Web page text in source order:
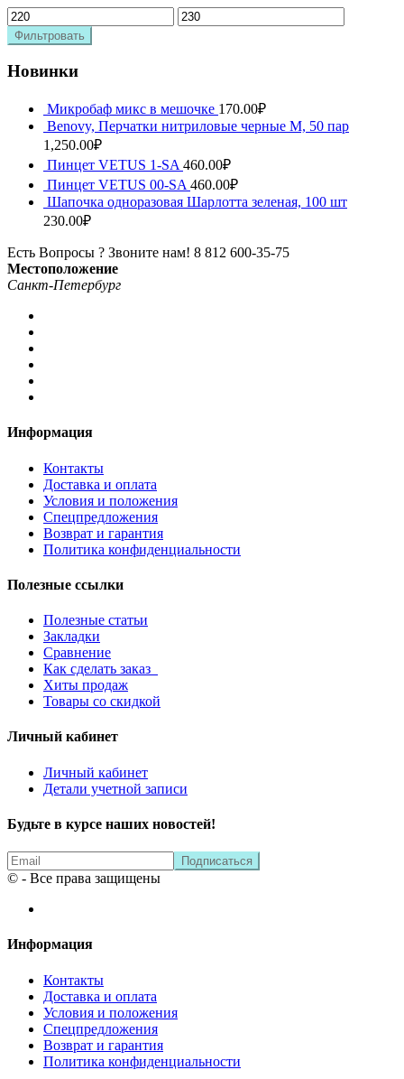
Фильтровать
Новинки
Микробаф микс в мешочке 170.00₽
Benovy, Перчатки нитриловые черные M, 50 пар
1,250.00₽
Пинцет VETUS 1-SA 460.00₽
Пинцет VETUS 00-SA 460.00₽
Шапочка одноразовая Шарлотта зеленая, 100 шт
230.00₽
Есть Вопросы ? Звоните нам! 8 812 600-35-75
Местоположение
Санкт-Петербург
Информация
Контакты
Доставка и оплата
Условия и положения
Спецпредложения
Возврат и гарантия
Политика конфиденциальности
Полезные ссылки
Полезные статьи
Закладки
Сравнение
Как сделать заказ
Хиты продаж
Товары со скидкой
Личный кабинет
Личный кабинет
Детали учетной записи
Будьте в курсе наших новостей!
© - Все права защищены
Информация
Контакты
Доставка и оплата
Условия и положения
Спецпредложения
Возврат и гарантия
Политика конфиденциальности